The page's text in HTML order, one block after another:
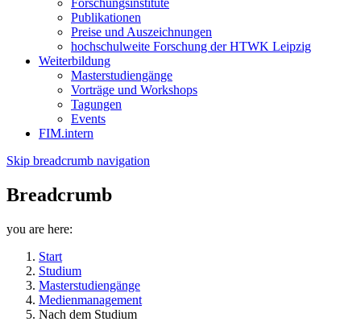
Forschungsinstitute
Publikationen
Preise und Auszeichnungen
hochschulweite Forschung der HTWK Leipzig
Weiterbildung
Masterstudiengänge
Vorträge und Workshops
Tagungen
Events
FIM.intern
Skip breadcrumb navigation
Breadcrumb
you are here:
Start
Studium
Masterstudiengänge
Medienmanagement
Nach dem Studium